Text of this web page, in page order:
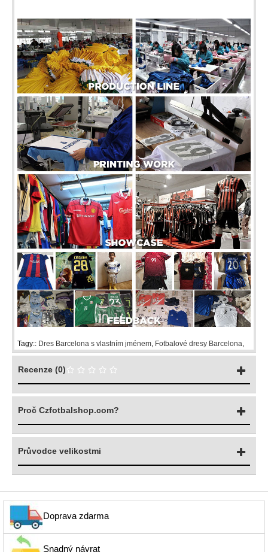
Tagy:: Dres Barcelona s vlastním jménem Fotbalové dresy Barcelona
Recenze (0)
Proč Czfotbalshop.com?
Průvodce velikostmi
Doprava zdarma
Snadný návrat